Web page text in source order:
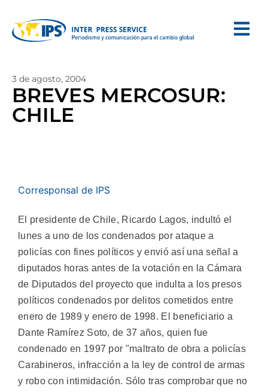
3 de agosto, 2004
BREVES MERCOSUR:
CHILE
Corresponsal de IPS
El presidente de Chile, Ricardo Lagos, indultó el
lunes a uno de los condenados por ataque a
policías con fines políticos y envió así una señal a
diputados horas antes de la votación en la Cámara
de Diputados del proyecto que indulta a los presos
políticos condenados por delitos cometidos entre
enero de 1989 y enero de 1998. El beneficiario a
Dante Ramírez Soto, de 37 años, quien fue
condenado en 1997 por "maltrato de obra a policías
Carabineros, infracción a la ley de control de armas
y robo con intimidación. Sólo tras comprobar que no